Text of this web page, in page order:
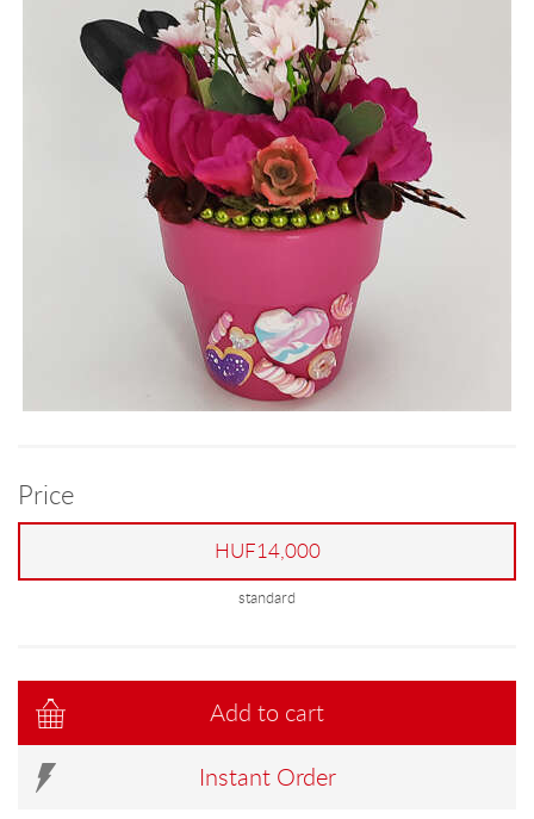
Price
HUF14,000
standard
Add to cart
Instant Order